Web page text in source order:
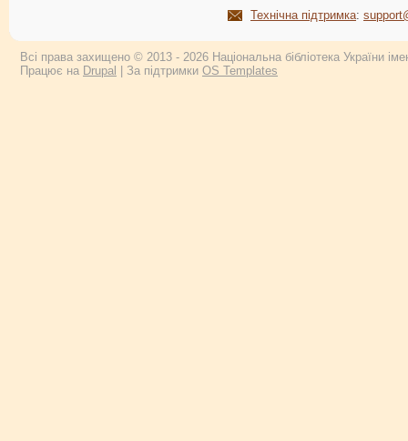
Технічна підтримка:
Всі права захищено © 2013 - 2026 Національна бібліотека України
Працює на Drupal | За підтримки OS Templates